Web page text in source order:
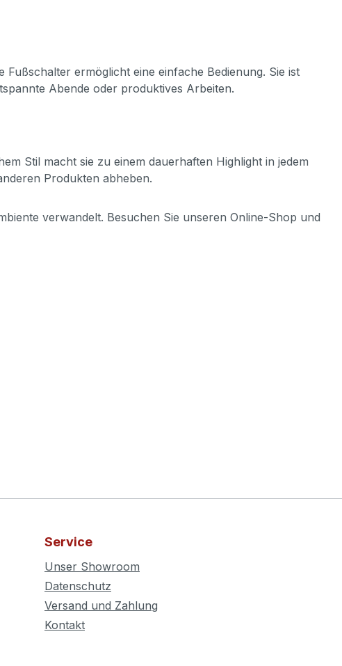
ermöglicht eine einfache Bedienung. Sie ist
Abende oder produktives Arbeiten.
Stil macht sie zu einem dauerhaften Highlight in jedem
Produkten abheben.
verwandelt. Besuchen Sie unseren Online-Shop und
Service
Unser Showroom
Datenschutz
Versand und Zahlung
Kontakt